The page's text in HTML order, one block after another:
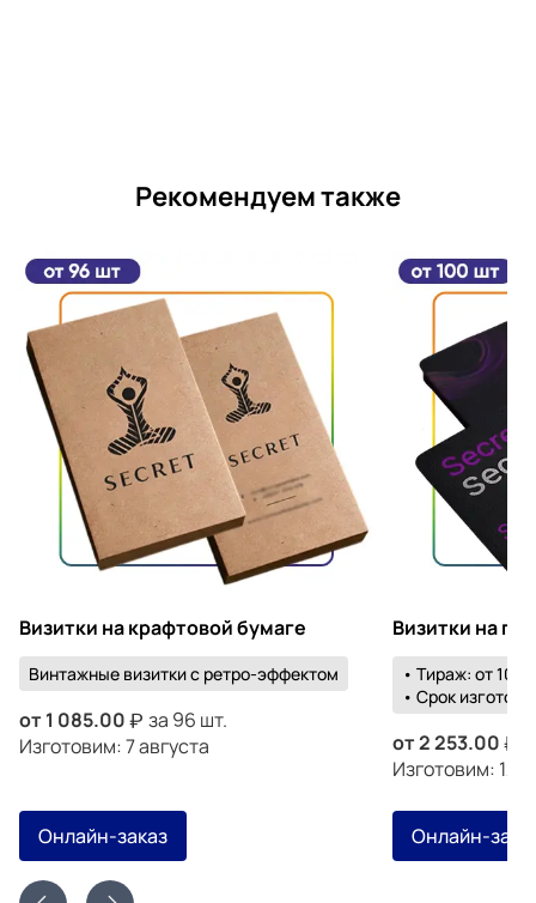
Рекомендуем также
Визитки на крафтовой бумаге
Винтажные визитки с ретро-эффектом
от 1 085.00
за 96 шт.
Изготовим: 7 августа
Онлайн-заказ
Визитки на
• Тираж: от 100
• Срок
от2 253.00
Изготовим: 12
Онлайн-